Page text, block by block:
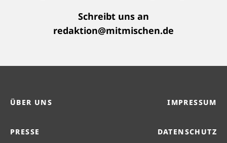
Schreibt uns an
redaktion@mitmischen.de
ÜBER UNS IMPRESSUM
PRESSE DATENSCHUTZ